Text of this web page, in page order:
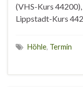
(VHS-Kurs
Lippstadt-Kurs
Höhle, Termin